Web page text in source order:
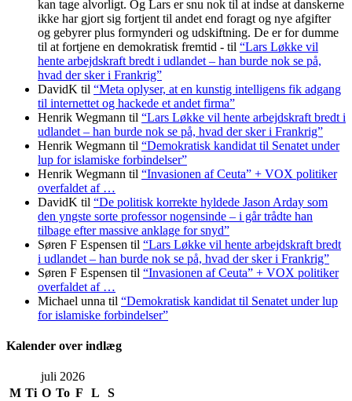
kan tage alvorligt. Og Lars er snu nok til at indse at danskerne
ikke har gjort sig fortjent til andet end foragt og nye afgifter
og gebyrer plus formynderi og udskiftning. De er for dumme
til at fortjene en demokratisk fremtid - til “Lars Løkke vil
hente arbejdskraft bredt i udlandet – han burde nok se på,
hvad der sker i Frankrig”
DavidK til “Meta oplyser, at en kunstig intelligens fik adgang
til internettet og hackede et andet firma”
Henrik Wegmann til “Lars Løkke vil hente arbejdskraft bredt i
udlandet – han burde nok se på, hvad der sker i Frankrig”
Henrik Wegmann til “Demokratisk kandidat til Senatet under
lup for islamiske forbindelser”
Henrik Wegmann til “Invasionen af Ceuta” + VOX politiker
overfaldet af …
DavidK til “De politisk korrekte hyldede Jason Arday som
den yngste sorte professor nogensinde – i går trådte han
tilbage efter massive anklage for snyd”
Søren F Espensen til “Lars Løkke vil hente arbejdskraft bredt
i udlandet – han burde nok se på, hvad der sker i Frankrig”
Søren F Espensen til “Invasionen af Ceuta” + VOX politiker
overfaldet af …
Michael unna til “Demokratisk kandidat til Senatet under lup
for islamiske forbindelser”
Kalender over indlæg
juli 2026
M Ti O To F L
S